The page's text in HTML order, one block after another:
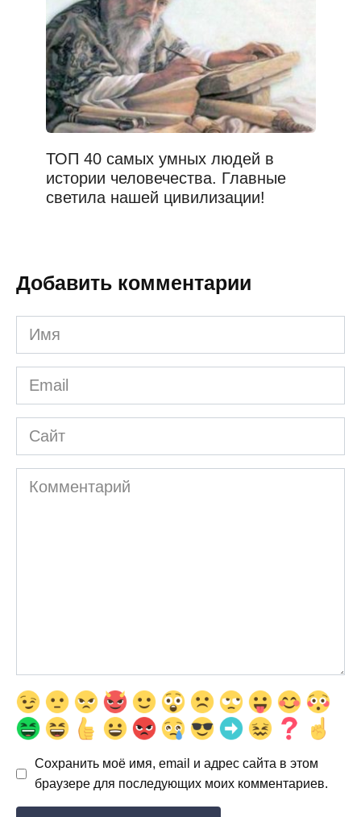
ТОП 40 самых умных людей в
истории человечества. Главные
светила нашей цивилизации!
Добавить комментарии
Имя
*
Email
*
Сайт
Комментарий
Сохранить моё имя, email и адрес сайта в этом
браузере для последующих моих комментариев.